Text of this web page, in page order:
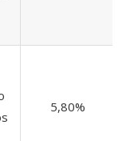
5,80%